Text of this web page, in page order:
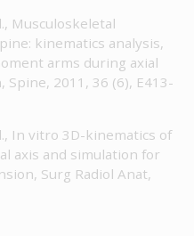
Musculoskeletal
kinematics analysis,
arms during axial
2011, 36 (6), E413-
In vitro 3D-kinematics of
axis and simulation for
Surg Radiol Anat,